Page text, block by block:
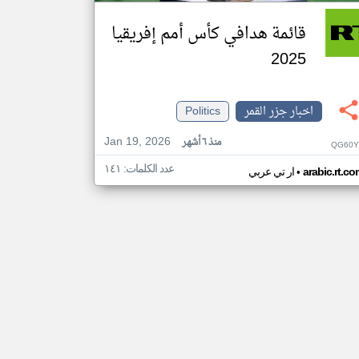
قائمة هدافي كأس أمم إفريقيا
2025
اخبار جزر القمر
Politics
Jan 19, 2026
منذ ٦ أشهر
ار تي عربي• عدد الكلمات: ١٤١